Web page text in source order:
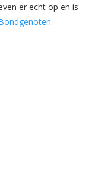
er echt op en is
.